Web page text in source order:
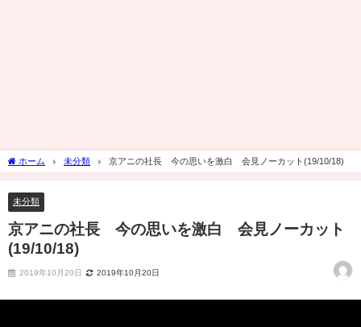
ホーム 未分類 京アニの社長 今の思いを激白 会見ノーカット(19/10/18)
未分類
京アニの社長 今の思いを激白 会見ノーカット
(19/10/18)
2019年10月20日 2019年10月20日